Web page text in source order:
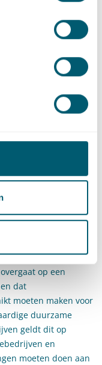
woning- en
aan te sluiten op het
kan worden
wijk die
te worden.
de grondslag om via
die keuzevrijheid
op een
dat
moeten maken voor
duurzame
geldt dit op
en
moeten doen aan